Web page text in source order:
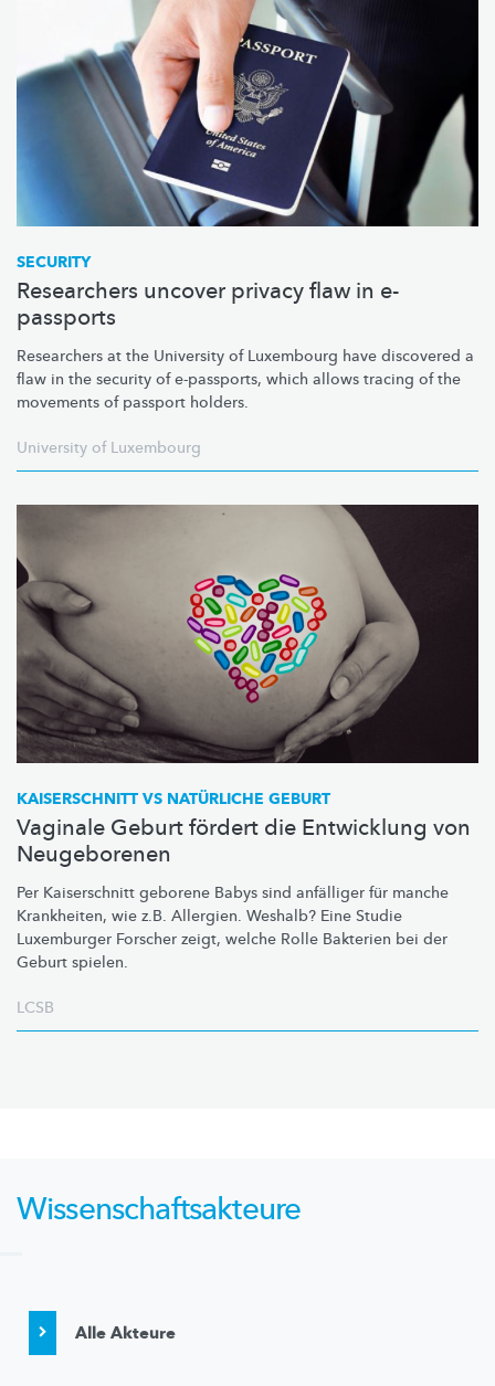
SECURITY
Researchers uncover privacy flaw in e-
passports
Researchers at the University of Luxembourg have discovered a
flaw in the security of e-passports, which allows tracing of the
movements of passport holders.
University of Luxembourg
KAISERSCHNITT VS NATÜRLICHE GEBURT
Vaginale Geburt fördert die Entwicklung von
Neugeborenen
Per Kaiserschnitt geborene Babys sind anfälliger für manche
Krankheiten, wie z.B. Allergien. Weshalb? Eine Studie
Luxemburger Forscher zeigt, welche Rolle Bakterien bei der
Geburt spielen.
LCSB
Wissenschaftsakteure
Alle Akteure